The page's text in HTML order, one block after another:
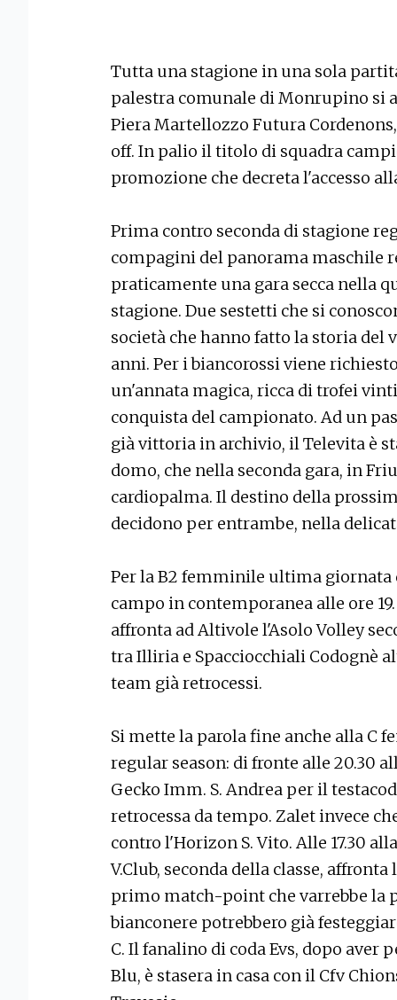
Tutta una stagione in una sola
palestra comunale di Monrupino si
Piera Martellozzo Futura
off. In palio il titolo di squadra
promozione che decreta l'accesso
Prima contro seconda di stagione
compagini del panorama maschile
praticamente una gara secca nella
stagione. Due sestetti che si
società che hanno fatto la storia
anni. Per i biancorossi viene
un'annata magica, ricca di trofei
conquista del campionato. Ad un
già vittoria in archivio, il Televita è
domo, che nella seconda gara, in
cardiopalma. Il destino della
decidono per entrambe, nella
Per la B2 femminile ultima
campo in contemporanea alle ore
affronta ad Altivole l'Asolo Volley
tra Illiria e Spacciocchiali Codognè
team già retrocessi.
Si mette la parola fine anche alla C
regular season: di fronte alle 20.30
Gecko Imm. S. Andrea per il
retrocessa da tempo. Zalet invece
contro l'Horizon S. Vito. Alle 17.30
V.Club, seconda della classe,
primo match-point che varrebbe la
bianconere potrebbero già
C. Il fanalino di coda Evs, dopo aver
Blu, è stasera in casa con il Cfv